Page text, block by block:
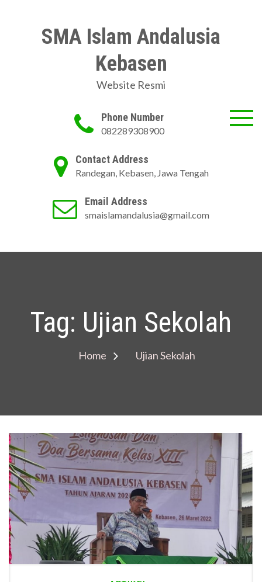
SMA Islam Andalusia
Kebasen
Website Resmi
Phone Number
082289308900
Contact Address
Randegan, Kebasen, Jawa Tengah
Email Address
smaislamandalusia@gmail.com
Tag: Ujian Sekolah
Home Ujian Sekolah